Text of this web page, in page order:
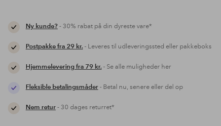
Ny kunde?- 30% rabat på din dyreste vare*
Postpakke fra 29 kr.- Leveres til udleveringssted eller pakkeboks
Hjemmelevering fra 79 kr.- Se alle muligheder her
Fleksible betalingsmåder- Betal nu, senere eller del op
Nem retur- 30 dages returret*